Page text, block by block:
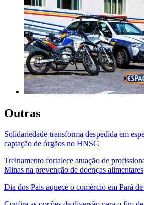
Outras
Solidariedade transforma despedida em
captação de órgãos no HNSC
Treinamento fortalece atuação de
Minas na prevenção de doenças alimentares
Dia dos Pais aquece o comércio em Pará